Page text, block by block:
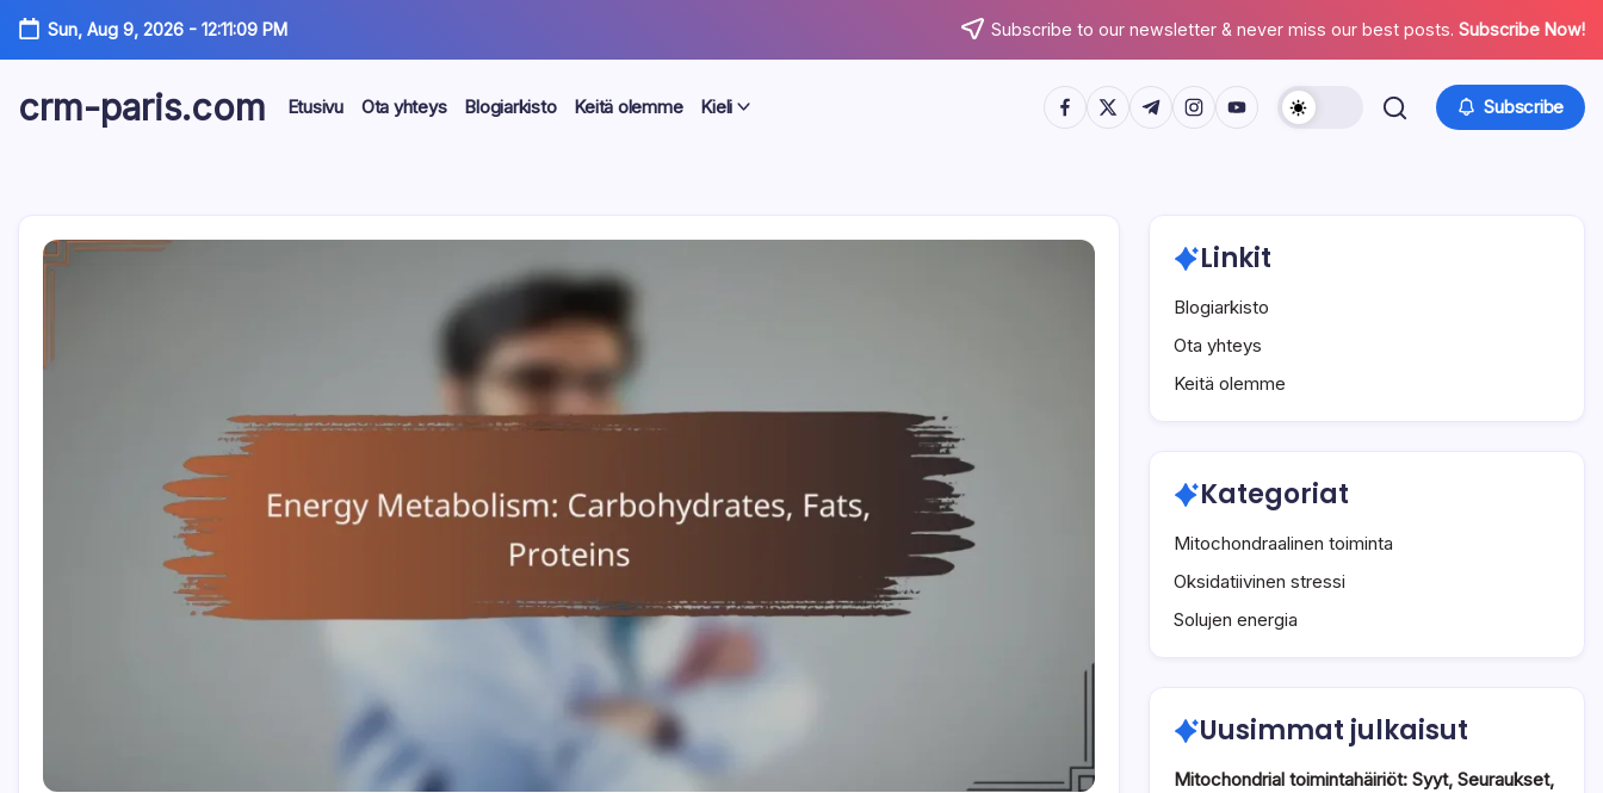
Skip
content
Sun, Aug 9, 2026- 12:11:10 PM Subscribe to our newsletter & never miss our best posts. Subscribe Now!
crm-paris.com Etusivu Ota yhteys Blogiarkisto Keitä olemme Kieli https://www.facebook.com/
https://twitter.com/
https://t.me/
https://www.instagram.com/
https://youtube.com/ Subscribe
Linkit
Blogiarkisto
Ota yhteys
Keitä olemme
Kategoriat
Mitochondraalinen toiminta
Oksidatiivinen stressi
Solujen energia
Uusimmat julkaisut
Mitochondrial toimintahäiriöt: Syyt, Seuraukset,